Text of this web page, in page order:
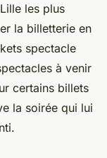
les plus
la billetterie en
spectacle
à venir
certains billets
la soirée qui lui